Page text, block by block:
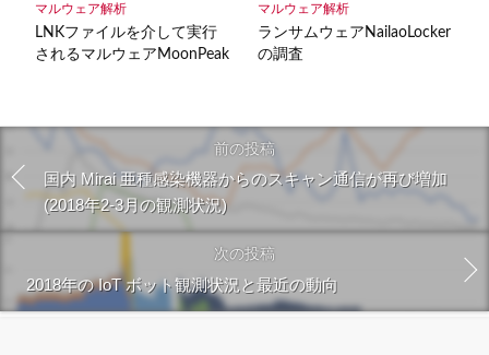
マルウェア解析
LNKファイルを介して実行
されるマルウェアMoonPeak
マルウェア解析
ランサムウェアNailaoLocker
の調査
前の投稿
国内 Mirai 亜種感染機器からのスキャン通信が再び増加
(2018年2-3月の観測状況)
次の投稿
2018年の IoT ボット観測状況と最近の動向